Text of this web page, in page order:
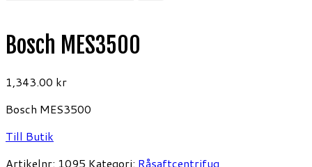
Bosch MES3500
1,343.00 kr
Bosch MES3500
Till Butik
Artikelnr: 1095 Kategori: Råsaftcentrifug